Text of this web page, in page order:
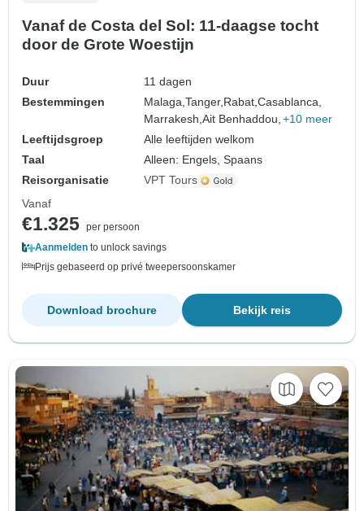
Vanaf de Costa del Sol: 11-daagse tocht
door de Grote Woestijn
Duur
11 dagen
Bestemmingen
Malaga,Tanger, Rabat,Casablanca,
Marrakesh,Ait Benhaddou, +10 meer
Leeftijdsgroep
Alle leeftijden welkom
Taal
Alleen: Engels, Spaans
Reisorganisatie
VPT Tours
Vanaf
€1.325 per persoon
Aanmelden to unlock savings
Prijs gebaseerd op privé tweepersoonskamer
Bekijk reis
Download brochure